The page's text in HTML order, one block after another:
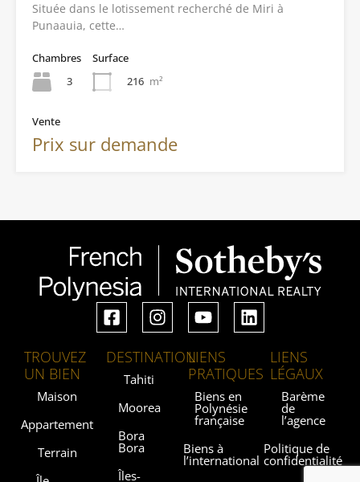
Située dans le lotissement recherché de Miri à
Punaauia, cette…
Chambres
3
Surface
216 m²
Vente
Prix sur demande
TROUVEZ
UN BIEN
Maison
Appartement
Terrain
DESTINATION
Tahiti
Moorea
Bora
Bora
Îles-
LIENS
PRATIQUES
Biens en
Polynésie
française
Biens à
l’international
LIENS
LÉGAUX
Barème
de
l’agence
Politique de
confidentialité